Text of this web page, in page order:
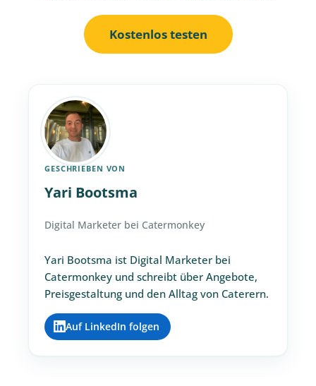
Kostenlos testen
GESCHRIEBEN VON
Yari Bootsma
Digital Marketer bei Catermonkey
Yari Bootsma ist Digital Marketer bei
Catermonkey und schreibt über Angebote,
Preisgestaltung und den Alltag von Caterern.
Auf LinkedIn folgen